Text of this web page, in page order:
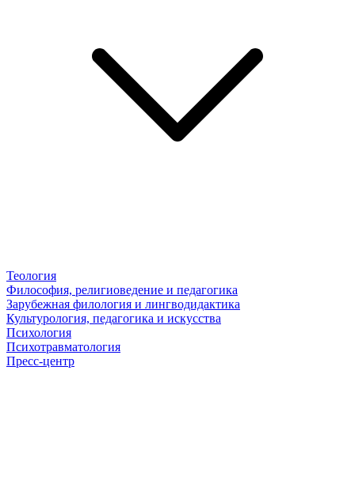
Теология
Философия, религиоведение и педагогика
Зарубежная филология и лингводидактика
Культурология, педагогика и искусства
Психология
Психотравматология
Пресс-центр